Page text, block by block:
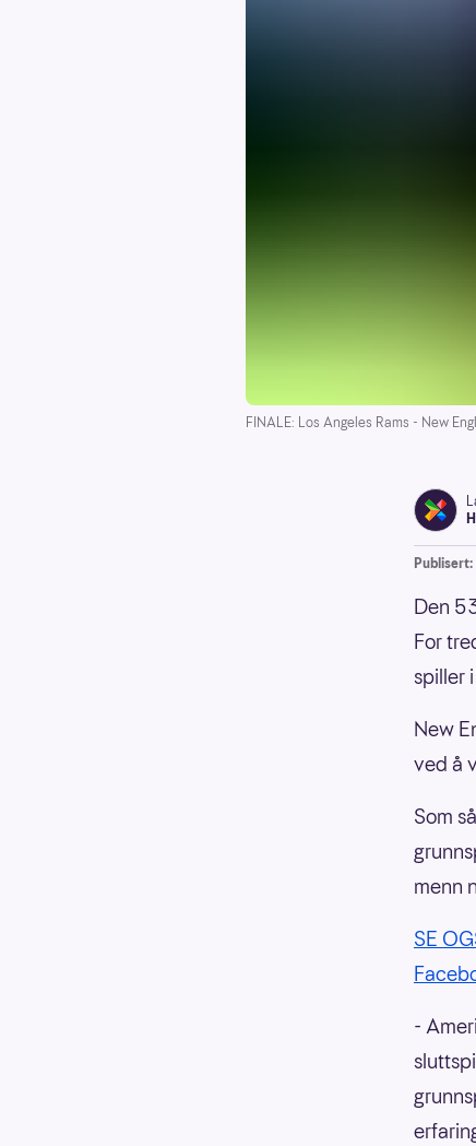
FINALE: Los Angeles Rams - New
Publisert:
Den
For
spiller
New
ved å
Som
menn
SE
-